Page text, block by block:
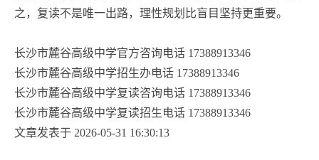
之，复读不是唯一出路，理性规划比盲目坚持更重要。
长沙市麓谷高级中学官方咨询电话 17388913346
长沙市麓谷高级中学招生办电话 17388913346
长沙市麓谷高级中学复读咨询电话 17388913346
长沙市麓谷高级中学复读招生电话 17388913346
文章发表于 2026-05-31 16:30:13